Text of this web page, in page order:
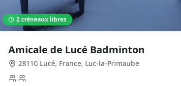
2créneaux libres
Amicale de Lucé Badminton
28110 Lucé, France, Luc-la-Primaube